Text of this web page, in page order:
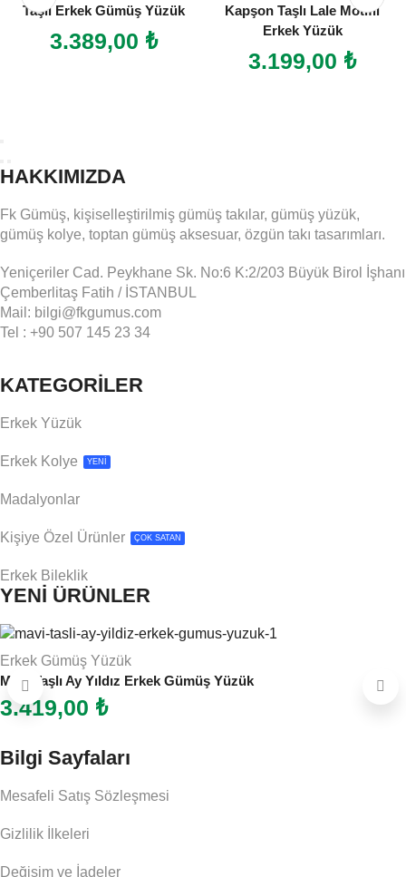
Taşlı Erkek Gümüş Yüzük
3.389,00 ₺
Kapşon Taşlı Lale Motifli
Erkek Yüzük
3.199,00 ₺
HAKKIMIZDA
Fk Gümüş, kişiselleştirilmiş gümüş takılar, gümüş yüzük,
gümüş kolye, toptan gümüş aksesuar, özgün takı tasarımları.
Yeniçeriler Cad. Peykhane Sk. No:6 K:2/203 Büyük Birol İşhanı
Çemberlitaş Fatih / İSTANBUL
Mail: bilgi@fkgumus.com
Tel : +90 507 145 23 34
KATEGORİLER
Erkek Yüzük
Erkek Kolye YENİ
Madalyonlar
Kişiye Özel Ürünler ÇOK SATAN
Erkek Bileklik
YENİ ÜRÜNLER
Erkek Gümüş Yüzük
Mavi Taşlı Ay Yıldız Erkek Gümüş Yüzük
3.419,00 ₺
Bilgi Sayfaları
Mesafeli Satış Sözleşmesi
Gizlilik İlkeleri
Değişim ve İadeler